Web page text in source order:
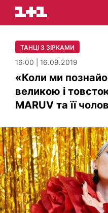
ТАНЦІ З ЗІРКАМИ
16:00 | 16.09.2019
«Коли ми
великою і
MARUV та її